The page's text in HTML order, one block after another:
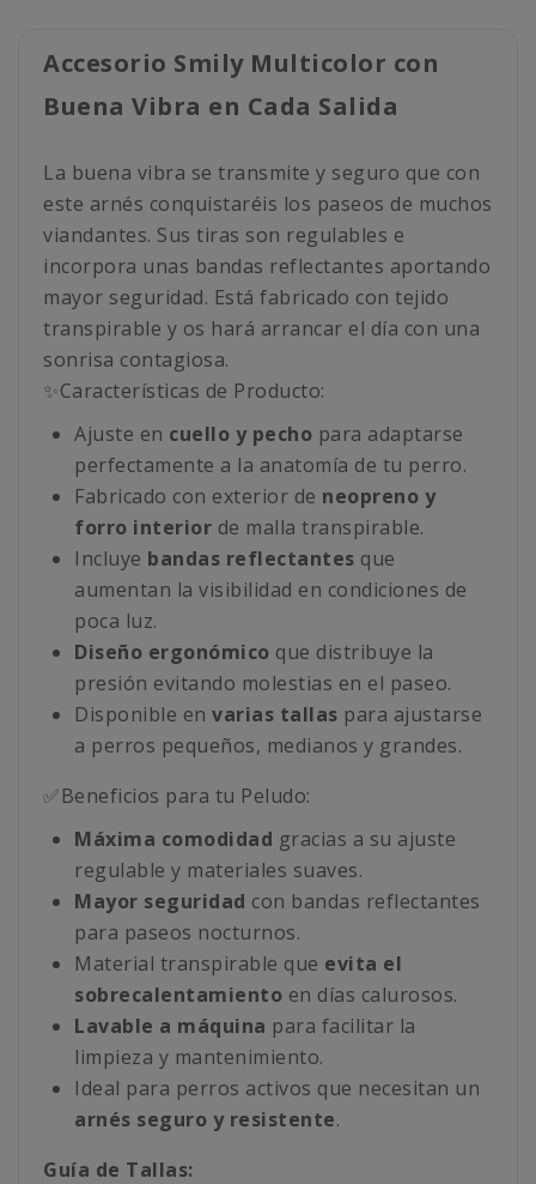
Accesorio Smily Multicolor con
Buena Vibra en Cada Salida
La buena vibra se transmite y seguro que con
este arnés conquistaréis los paseos de muchos
viandantes. Sus tiras son regulables e
incorpora unas bandas reflectantes aportando
mayor seguridad. Está fabricado con tejido
transpirable y os hará arrancar el día con una
sonrisa contagiosa.
✨Características de Producto:
Ajuste en cuello y pecho para adaptarse
perfectamente a la anatomía de tu perro.
Fabricado con exterior de neopreno y
forro interior de malla transpirable.
Incluye bandas reflectantes que
aumentan la visibilidad en condiciones de
poca luz.
Diseño ergonómico que distribuye la
presión evitando molestias en el paseo.
Disponible en varias tallas para ajustarse
a perros pequeños, medianos y grandes.
✅Beneficios para tu Peludo:
Máxima comodidad gracias a su ajuste
regulable y materiales suaves.
Mayor seguridad con bandas reflectantes
para paseos nocturnos.
Material transpirable que evita el
sobrecalentamiento en días calurosos.
Lavable a máquina para facilitar la
limpieza y mantenimiento.
Ideal para perros activos que necesitan un
arnés seguro y resistente.
Guía de Tallas: